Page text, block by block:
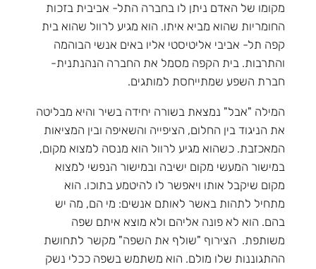
מקומו של האדם ניתן לו בחברה התל- אביבית בזכות
החומריות שהוא מביא איתו. הוא מגיע לרוול שהוא בית
קפה תל- אביבי אליטיסטי אליו באים אנשי הבוהמה
והתרבות. בית הקפה מסמל את החברה הנהנתנית-
חברת השפע שמתייחסת למותגים.
המילה "אבל" נמצאת בשורה יחידה בשיר והיא מבליטה
את הניגוד בין החלום, הציפייה והשאיפה ובין המציאות
המאכזבת. כשהוא מגיע לרוול הוא מנסה למצוא מקום,
במישור המעשי מקום ישיבה ובמישור הנפשי למצוא
מקום שיקבל אותו ויאפשר לו להיטמע בתוכו. הוא
מתחיל לתהות באשר לאותם אנשים: מי הם, מה יש
בהם. הוא לא פונה אליהם ולא מוצא איתם שפה
משותפת. הצירוף "שולף את השפה" מקשר לתחושת
ההתגוננות שלו מולם. הוא משתמש בשפה ככלי נשק